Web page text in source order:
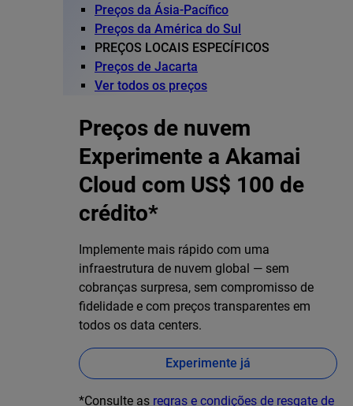
Preços da Ásia-Pacífico
Preços da América do Sul
PREÇOS LOCAIS ESPECÍFICOS
Preços de Jacarta
Ver todos os preços
Preços de nuvem
Experimente a Akamai
Cloud com US$ 100 de
crédito*
Implemente mais rápido com uma
infraestrutura de nuvem global — sem
cobranças surpresa, sem compromisso de
fidelidade e com preços transparentes em
todos os data centers.
Experimente já
*Consulte as regras e condições de resgate de